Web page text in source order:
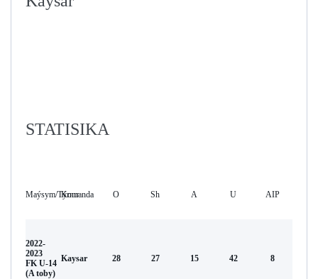
STATISIKA
Maýsym/TýrnırKomanda O Sh А U AIP
2022-
2023
FK U-14
(A toby)
Kaysar 28 27 15 42 8